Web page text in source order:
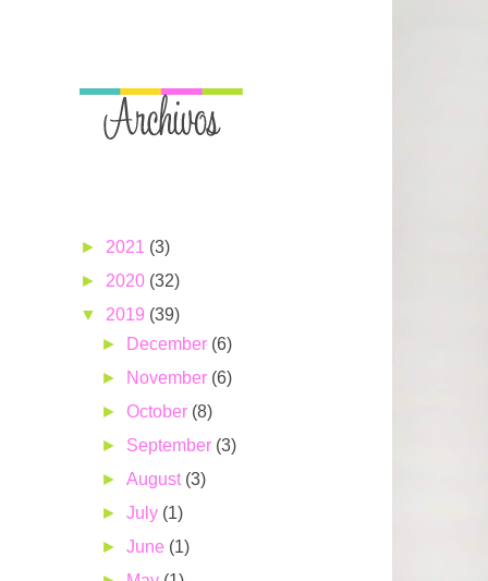
► 2021 (3)
► 2020 (32)
▼ 2019 (39)
►
December (6)
►
November (6)
►October (8)
► September (3)
►August (3)
►July (1)
►June (1)